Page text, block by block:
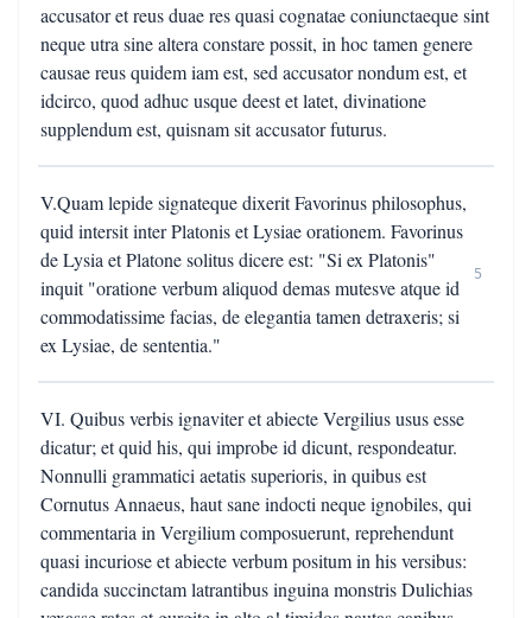
accusator et reus duae res quasi cognatae coniunctaeque sint
neque utra sine altera constare possit, in hoc tamen genere
causae reus quidem iam est, sed accusator nondum est, et
idcirco, quod adhuc usque deest et latet, divinatione
supplendum est, quisnam sit accusator futurus.
V.Quam lepide signateque dixerit Favorinus philosophus,
quid intersit inter Platonis et Lysiae orationem. Favorinus
de Lysia et Platone solitus dicere est: "Si ex Platonis"
inquit "oratione verbum aliquod demas mutesve atque id
commodatissime facias, de elegantia tamen detraxeris; si
ex Lysiae, de sententia."
5
VI. Quibus verbis ignaviter et abiecte Vergilius usus esse
dicatur; et quid his, qui improbe id dicunt, respondeatur.
Nonnulli grammatici aetatis superioris, in quibus est
Cornutus Annaeus, haut sane indocti neque ignobiles, qui
commentaria in Vergilium composuerunt, reprehendunt
quasi incuriose et abiecte verbum positum in his versibus:
candida succinctam latrantibus inguina monstris Dulichias